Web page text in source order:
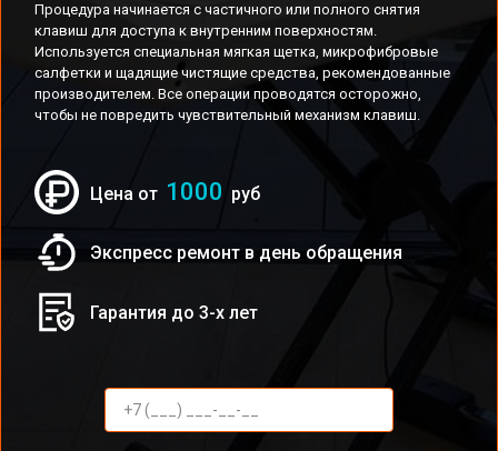
Процедура начинается с частичного или полного снятия
клавиш для доступа к внутренним поверхностям.
Используется специальная мягкая щетка, микрофибровые
салфетки и щадящие чистящие средства, рекомендованные
производителем. Все операции проводятся осторожно,
чтобы не повредить чувствительный механизм клавиш.
Цена от 1000 руб
Экспресс ремонт в день обращения
Гарантия до 3-х лет